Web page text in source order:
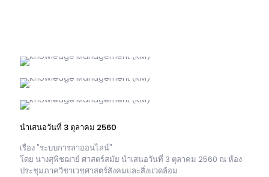
นำเสนอวันที่ 3 ตุลาคม 2560
เรื่อง "ระบบการลาออนไลน์"
โดย นางสุพิชฌาย์ ศาสตร์สมัย นำเสนอวันที่ 3 ตุลาคม 2560 ณ ห้อง
ประชุมภาควิชาเวชศาสตร์สังคมและสิ่งแวดล้อม